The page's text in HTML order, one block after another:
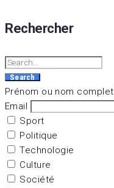
Rechercher
Search
for:
Search
Prénom ou nom complet
Email
Sport
Politique
Technologie
Culture
Société